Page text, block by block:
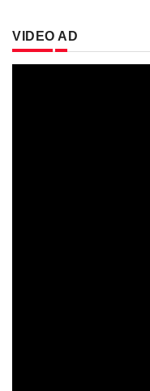
VIDEO AD